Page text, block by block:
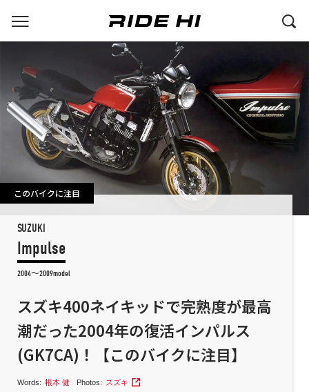
このバイクに注目
SUZUKI
Impulse
2004～2009model
スズキ400ネイキッドで完熟度が最高
潮だった2004年の復活インパルス
(GK7CA)！【このバイクに注目】
Words: 根本 健 Photos: スズキ